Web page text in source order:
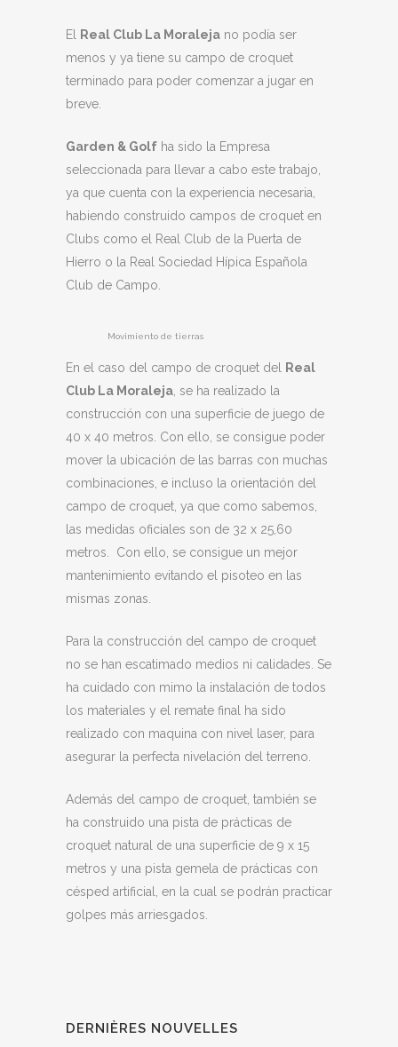
El Real Club La Moraleja no podía ser
menos y ya tiene su campo de croquet
terminado para poder comenzar a jugar en
breve.
Garden & Golf ha sido la Empresa
seleccionada para llevar a cabo este trabajo,
ya que cuenta con la experiencia necesaria,
habiendo construido campos de croquet en
Clubs como el Real Club de la Puerta de
Hierro o la Real Sociedad Hípica Española
Club de Campo.
Movimiento de tierras
En el caso del campo de croquet del
Real
Club La Moraleja , se ha realizado la
construcción con una superficie de juego de
40 x 40 metros. Con ello, se consigue poder
mover la ubicación de las barras con muchas
combinaciones, e incluso la orientación del
campo de croquet, ya que como sabemos,
las medidas oficiales son de 32 x 25,60
metros. Con ello, se consigue un mejor
mantenimiento evitando el pisoteo en las
mismas zonas.
Para la construcción del campo de croquet
no se han escatimado medios ni calidades. Se
ha cuidado con mimo la instalación de todos
los materiales y el remate final ha sido
realizado con maquina con nivel laser, para
asegurar la perfecta nivelación del terreno.
Además del campo de croquet, también se
ha construido una pista de prácticas de
croquet natural de una superficie de 9 x 15
metros y una pista gemela de prácticas con
césped artificial, en la cual se podrán practicar
golpes más arriesgados.
DERNIÈRES NOUVELLES